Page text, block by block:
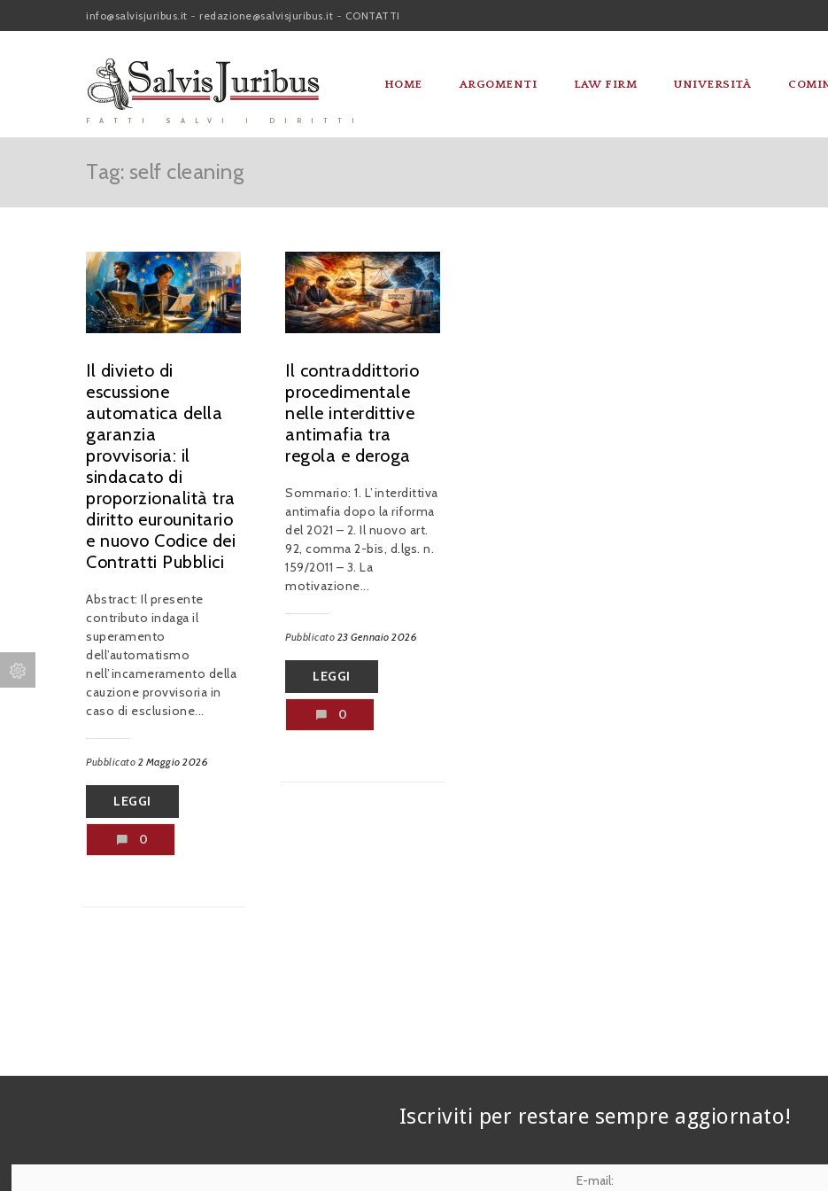
info@salvisjuribus.it - redazione@salvisjuribus.it - CONTATTI
FATTI SALVI I DIRITTI
HOME ARGOMENTI LAW FIRM UNIVERSITÀ
Tag: self cleaning
Il divieto di
escussione
automatica della
garanzia
provvisoria: il
sindacato di
proporzionalità tra
diritto eurounitario
e nuovo Codice dei
Contratti Pubblici
Abstract: Il presente
contributo indaga il
superamento
dell’automatismo
nell’incameramento della
cauzione provvisoria in
caso di esclusione...
Pubblicato 2 Maggio 2026
LEGGI
0
Il contraddittorio
procedimentale
nelle interdittive
antimafia tra
regola e deroga
Sommario: 1. L’interdittiva
antimafia dopo la riforma
del 2021 – 2. Il nuovo art.
92, comma 2-bis, d.lgs. n.
159/2011 – 3. La
motivazione...
Pubblicato 23 Gennaio 2026
LEGGI
0
Iscriviti per restare sempre aggiornato!